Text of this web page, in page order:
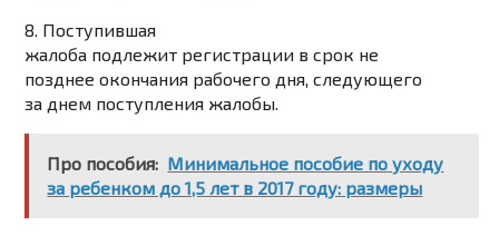
8. Поступившая
жалоба подлежит регистрации в срок не
позднее окончания рабочего дня, следующего
за днем поступления жалобы.
Про пособия: Минимальное пособие по уходу
за ребенком до 1,5 лет в 2017 году: размеры